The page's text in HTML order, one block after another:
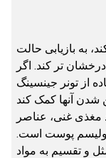
به بازیابی حالت
تر کند. اگر
از تونر جینسینگ
غنی، عناصر
پوست است.
و تقسیم به مواد